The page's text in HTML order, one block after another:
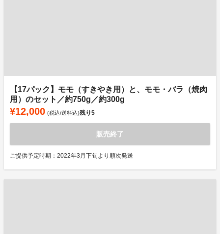
【17パック】モモ（すきやき用）と、モモ・バラ（焼肉
用）のセット／約750g／約300g
¥12,000 (税込/送料込)残り5
販売終了
ご提供予定時期：2022年3月下旬より順次発送